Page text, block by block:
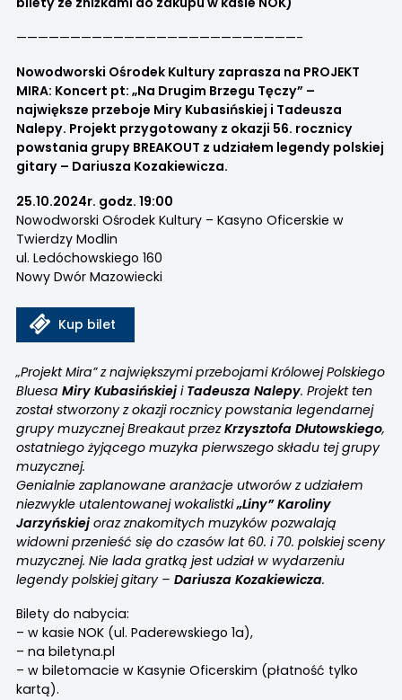
——————————————————————————-
Nowodworski Ośrodek Kultury zaprasza na PROJEKT
MIRA: Koncert pt: „Na Drugim Brzegu Tęczy” –
największe przeboje Miry Kubasińskiej i Tadeusza
Nalepy. Projekt przygotowany z okazji 56. rocznicy
powstania grupy BREAKOUT z udziałem legendy polskiej
gitary – Dariusza Kozakiewicza.
25.10.2024r. godz. 19:00
Nowodworski Ośrodek Kultury – Kasyno Oficerskie w
Twierdzy Modlin
ul. Ledóchowskiego 160
Nowy Dwór Mazowiecki
Kup bilet
„Projekt Mira” z największymi przebojami Królowej Polskiego
Bluesa Miry Kubasińskieji Tadeusza Nalepy. Projekt ten
został stworzony z okazji rocznicy powstania legendarnej
grupy muzycznej Breakaut przezKrzysztofa Dłutowskiego,
ostatniego żyjącego muzyka pierwszego składu tej grupy
muzycznej.
Genialnie zaplanowane aranżacje utworów z udziałem
niezwykle utalentowanej wokalistki„Liny” Karoliny
Jarzyńskiejoraz znakomitych muzyków pozwalają
widowni przenieść się do czasów lat 60. i 70. polskiej sceny
muzycznej. Nie lada gratką jest udział w wydarzeniu
legendy polskiej gitary – Dariusza Kozakiewicza.
Bilety do nabycia:
– w kasie NOK (ul. Paderewskiego 1a),
– na biletyna.pl
– w biletomacie w Kasynie Oficerskim (płatność tylko
kartą).